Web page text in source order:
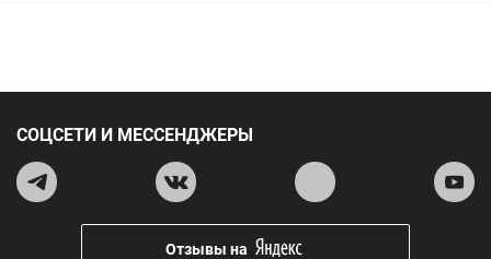
СОЦСЕТИ И МЕССЕНДЖЕРЫ
Отзывы на